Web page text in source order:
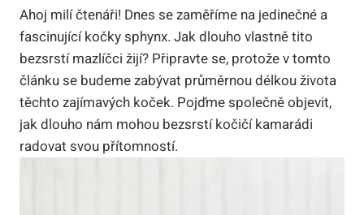
Ahoj milí čtenáři! Dnes se zaměříme na jedinečné a
fascinující kočky sphynx. Jak dlouho vlastně tito
bezsrstí mazlíčci žijí? Připravte se, protože v tomto
článku se budeme zabývat průměrnou délkou života
těchto zajímavých koček. Pojďme společně objevit,
jak dlouho nám mohou bezsrstí kočičí kamarádi
radovat svou přítomností.